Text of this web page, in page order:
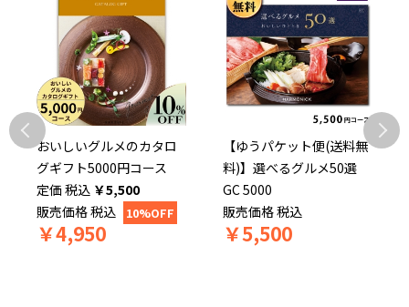
おいしいグルメのカタロ
グギフト5000円コース
税込 ￥5,500
販売価格税込
￥4,950
10%OFF
【ゆうパケット便(送料無
料)】選べるグルメ50選
GC 5000
販売価格税込
￥5,500